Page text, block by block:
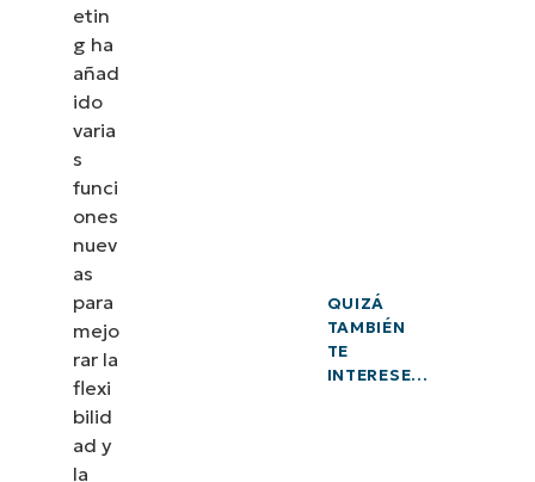
etin
g ha
añad
ido
varia
s
funci
ones
nuev
as
para
mejo
rar la
flexi
bilid
ad y
la
QUIZÁ
TAMBIÉN
TE
INTERESE…